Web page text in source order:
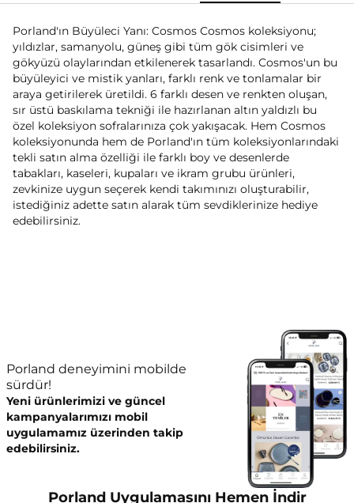
Porland'ın Büyüleci Yanı: Cosmos Cosmos koleksiyonu;
yıldızlar, samanyolu, güneş gibi tüm gök cisimleri ve
gökyüzü olaylarından etkilenerek tasarlandı. Cosmos'un bu
büyüleyici ve mistik yanları, farklı renk ve tonlamalar bir
araya getirilerek üretildi. 6 farklı desen ve renkten oluşan,
sır üstü baskılama tekniği ile hazırlanan altın yaldızlı bu
özel koleksiyon sofralarınıza çok yakışacak. Hem Cosmos
koleksiyonunda hem de Porland'ın tüm koleksiyonlarındaki
tekli satın alma özelliği ile farklı boy ve desenlerde
tabakları, kaseleri, kupaları ve ikram grubu ürünleri,
zevkinize uygun seçerek kendi takımınızı oluşturabilir,
istediğiniz adette satın alarak tüm sevdiklerinize hediye
edebilirsiniz.
Porland deneyimini mobilde
sürdür!
Yeni ürünlerimizi ve güncel
kampanyalarımızı mobil
uygulamamız üzerinden takip
edebilirsiniz.
Porland Uygulamasını Hemen İndir